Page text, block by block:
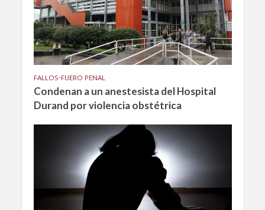
FALLOS•FUERO PENAL
Condenan a un anestesista del Hospital
Durand por violencia obstétrica